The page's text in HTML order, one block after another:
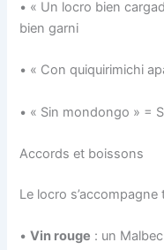
• « Un locro bien
bien garni
• « Con quiquirimichi
• « Sin mondongo » =
Accords et boissons
Le locro
•Vin rouge : un